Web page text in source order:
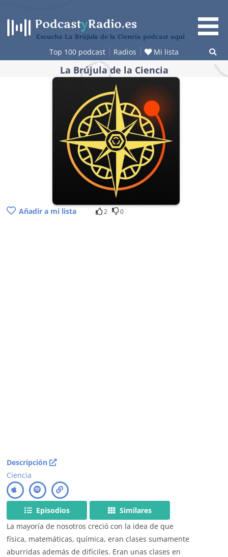
contenido
Escucha La Brújula de la Ciencia podcast aquí
Top 100 podcast Radios Mi lista
La Brújula de la Ciencia
Añadir a mi lista 2 0
Descripción
Ciencia
Episodios
Similares
La mayoría de nosotros creció con la idea de que
física, matemáticas, química, eran clases sumamente
aburridas además de difíciles. Eran unas clases en